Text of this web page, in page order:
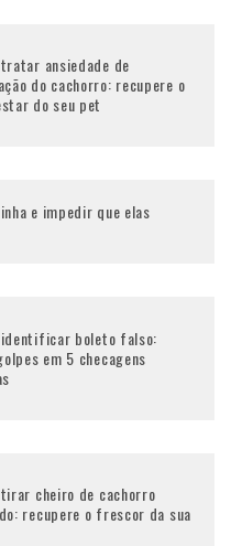
ansiedade de
do cachorro: recupere o
do seu pet
e impedir que elas
identificar boleto falso:
em 5 checagens
tirar cheiro de cachorro
recupere o frescor da sua